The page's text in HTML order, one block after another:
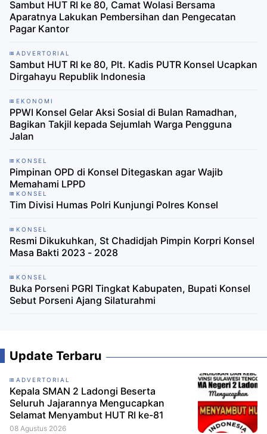
Sambut HUT RI ke 80, Camat Wolasi Bersama
Aparatnya Lakukan Pembersihan dan Pengecatan
Pagar Kantor
ADVERTORIAL
Sambut HUT RI ke 80, Plt. Kadis PUTR Konsel Ucapkan
Dirgahayu Republik Indonesia
EKONOMI
PPWI Konsel Gelar Aksi Sosial di Bulan Ramadhan,
Bagikan Takjil kepada Sejumlah Warga Pengguna
Jalan
KONSEL
Pimpinan OPD di Konsel Ditegaskan agar Wajib
Memahami LPPD
KONSEL
Tim Divisi Humas Polri Kunjungi Polres Konsel
KONSEL
Resmi Dikukuhkan, St Chadidjah Pimpin Korpri Konsel
Masa Bakti 2023 - 2028
KONSEL
Buka Porseni PGRI Tingkat Kabupaten, Bupati Konsel
Sebut Porseni Ajang Silaturahmi
Update Terbaru
ADVERTORIAL
Kepala SMAN 2 Ladongi Beserta
Seluruh Jajarannya Mengucapkan
Selamat Menyambut HUT RI ke-81
08 Agustus 2026